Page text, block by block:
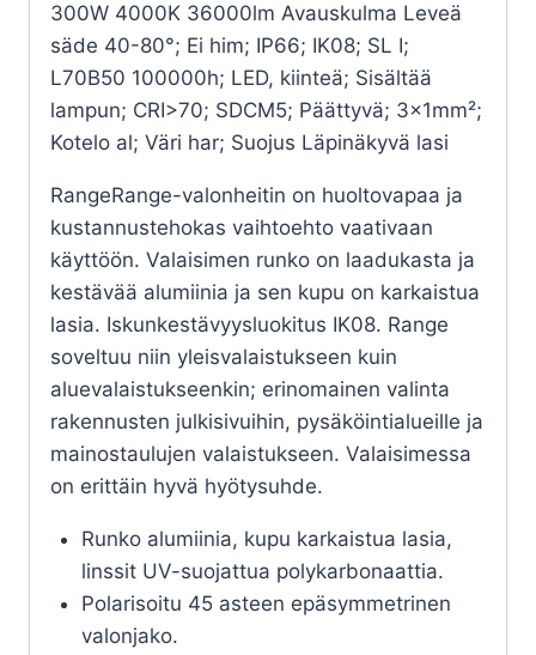
300W 4000K 36000lm Avauskulma Leveä
säde 40-80°; Ei him; IP66; IK08; SL I;
L70B50 100000h; LED, kiinteä; Sisältää
lampun; CRI>70; SDCM5; Päättyvä; 3x1mm²;
Kotelo al; Väri har; Suojus Läpinäkyvä lasi
RangeRange-valonheitin on huoltovapaa ja
kustannustehokas vaihtoehto vaativaan
käyttöön. Valaisimen runko on laadukasta ja
kestävää alumiinia ja sen kupu on karkaistua
lasia. Iskunkestävyysluokitus IK08. Range
soveltuu niin yleisvalaistukseen kuin
aluevalaistukseenkin; erinomainen valinta
rakennusten julkisivuihin, pysäköintialueille ja
mainostaulujen valaistukseen. Valaisimessa
on erittäin hyvä hyötysuhde.
Runko alumiinia, kupu karkaistua lasia,
linssit UV-suojattua polykarbonaattia.
Polarisoitu 45 asteen epäsymmetrinen
valonjako.